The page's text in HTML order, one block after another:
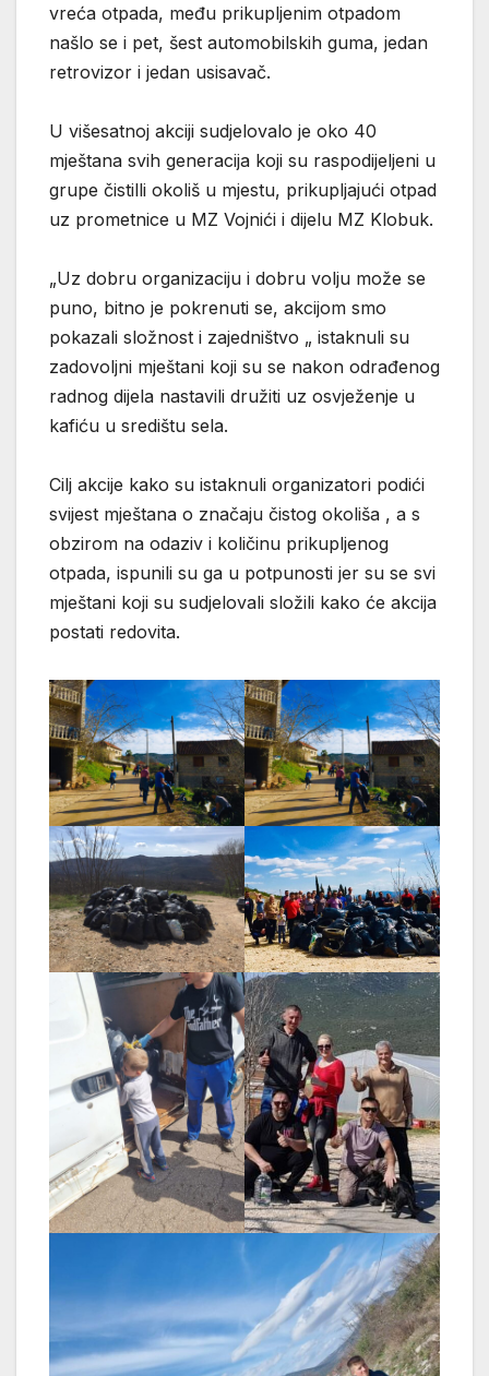
vreća otpada, među prikupljenim otpadom
našlo se i pet, šest automobilskih guma, jedan
retrovizor i jedan usisavač.
U višesatnoj akciji sudjelovalo je oko 40
mještana svih generacija koji su raspodijeljeni u
grupe čistilli okoliš u mjestu, prikupljajući otpad
uz prometnice u MZ Vojnići i dijelu MZ Klobuk.
„Uz dobru organizaciju i dobru volju može se
puno, bitno je pokrenuti se, akcijom smo
pokazali složnost i zajedništvo „ istaknuli su
zadovoljni mještani koji su se nakon odrađenog
radnog dijela nastavili družiti uz osvježenje u
kafiću u središtu sela.
Cilj akcije kako su istaknuli organizatori podići
svijest mještana o značaju čistog okoliša , a s
obzirom na odaziv i količinu prikupljenog
otpada, ispunili su ga u potpunosti jer su se svi
mještani koji su sudjelovali složili kako će akcija
postati redovita.